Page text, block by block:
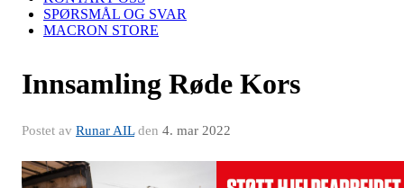
SPØRSMÅL OG SVAR
MACRON STORE
Innsamling Røde Kors
Postet av Runar AILden 4. mar 2022